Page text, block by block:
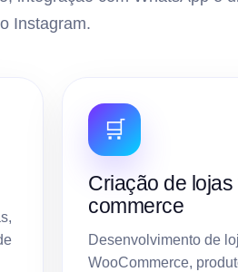
Instagram.
🛒
Criação de
commerce
Desenvolvimento de
WooCommerce,